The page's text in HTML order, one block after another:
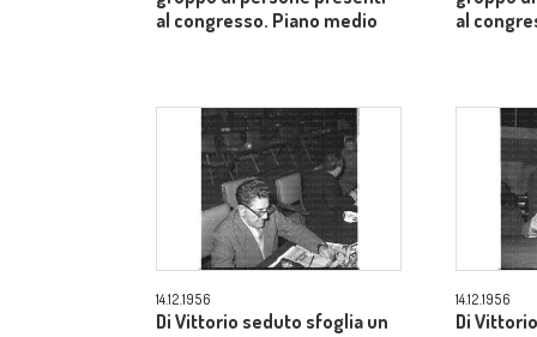
al congresso. Piano medio
al
14.12.1956
Di Vittorio seduto sfoglia un
14.12.1956
Di